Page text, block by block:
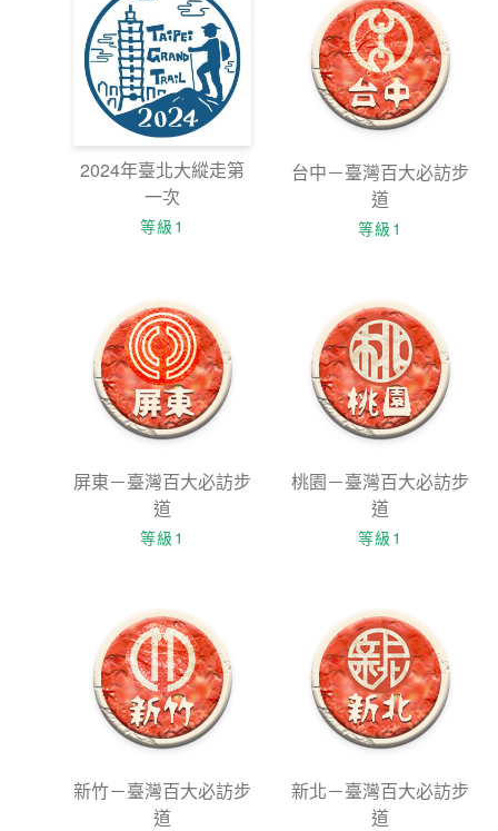
2024年臺北大縱走第
一次
等級1
台中－臺灣百大必訪步
道
等級1
屏東－臺灣百大必訪步
道
等級1
桃園－臺灣百大必訪步
道
等級1
新竹－臺灣百大必訪步
道
新北－臺灣百大必訪步
道